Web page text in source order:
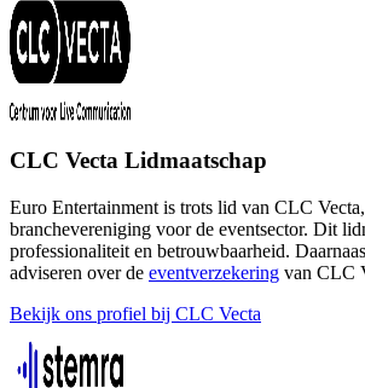
CLC Vecta Lidmaatschap
Euro Entertainment is trots lid van CLC
branchevereniging voor de eventsector. Dit
professionaliteit en betrouwbaarheid.
adviseren over de eventverzekering van CLC
Bekijk ons profiel bij CLC Vecta